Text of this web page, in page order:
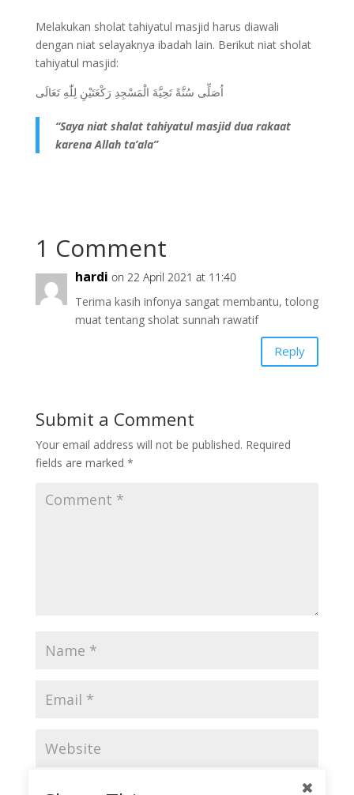
Melakukan sholat tahiyatul masjid harus diawali
dengan niat selayaknya ibadah lain. Berikut niat sholat
tahiyatul masjid:
اُصَلِّى سُنَّةً تَحِيَّةَ الْمَسْجِدِ رَكْعَتَيْنِ لِلّٰهِ تَعَالَى
“Saya niat shalat tahiyatul masjid dua rakaat
karena Allah ta’ala”
1 Comment
hardi on 22 April 2021 at 11:40
Terima kasih infonya sangat membantu, tolong
muat tentang sholat sunnah rawatif
Reply
Submit a Comment
Your email address will not be published. Required
fields are marked *
Save my name, email, and website in this browser